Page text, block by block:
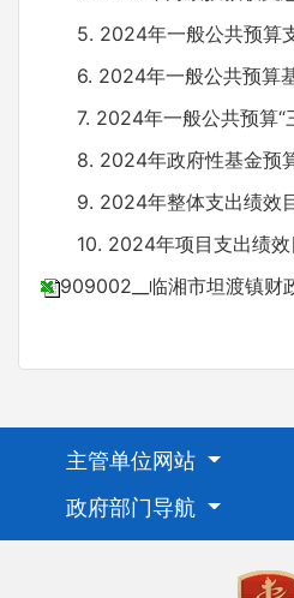
5. 2024年一般公共预算
6. 2024年一般公共预算
7. 2024年一般公共预算“
8. 2024年政府性基金预
9. 2024年整体支出绩效
10. 2024年项目支出绩效
909002__临湘市坦渡镇财
主管单位网站
政府部门导航